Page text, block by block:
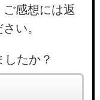
感想には返
い。
たか？